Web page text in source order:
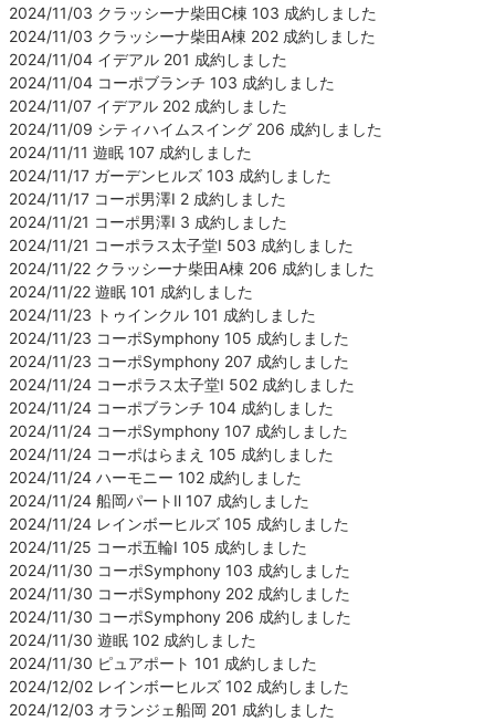
2024/11/03 クラッシーナ柴田C棟 103 成約しました
2024/11/03 クラッシーナ柴田A棟 202 成約しました
2024/11/04 イデアル 201 成約しました
2024/11/04 コーポブランチ 103 成約しました
2024/11/07 イデアル 202 成約しました
2024/11/09 シティハイムスイング 206 成約しました
2024/11/11 遊眠 107 成約しました
2024/11/17 ガーデンヒルズ 103 成約しました
2024/11/17 コーポ男澤Ⅰ 2 成約しました
2024/11/21 コーポ男澤Ⅰ 3 成約しました
2024/11/21 コーポラス太子堂Ⅰ 503 成約しました
2024/11/22 クラッシーナ柴田A棟 206 成約しました
2024/11/22 遊眠 101 成約しました
2024/11/23 トゥインクル 101 成約しました
2024/11/23 コーポSymphony 105 成約しました
2024/11/23 コーポSymphony 207 成約しました
2024/11/24 コーポラス太子堂Ⅰ 502 成約しました
2024/11/24 コーポブランチ 104 成約しました
2024/11/24 コーポSymphony 107 成約しました
2024/11/24 コーポはらまえ 105 成約しました
2024/11/24 ハーモニー 102 成約しました
2024/11/24 船岡パートⅡ 107 成約しました
2024/11/24 レインボーヒルズ 105 成約しました
2024/11/25 コーポ五輪Ⅰ 105 成約しました
2024/11/30 コーポSymphony 103 成約しました
2024/11/30 コーポSymphony 202 成約しました
2024/11/30 コーポSymphony 206 成約しました
2024/11/30 遊眠 102 成約しました
2024/11/30 ピュアポート 101 成約しました
2024/12/02 レインボーヒルズ 102 成約しました
2024/12/03 オランジェ船岡 201 成約しました